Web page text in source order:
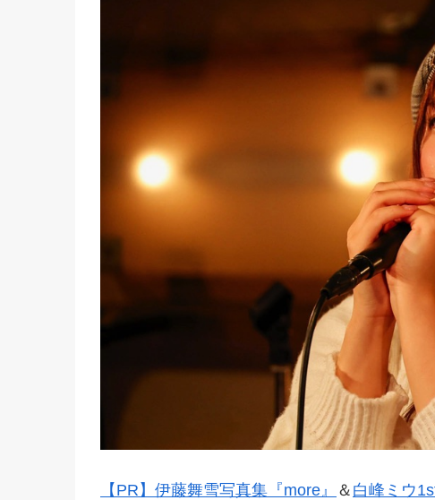
【PR】伊藤舞雪写真集『more』 ＆ 白峰ミウ